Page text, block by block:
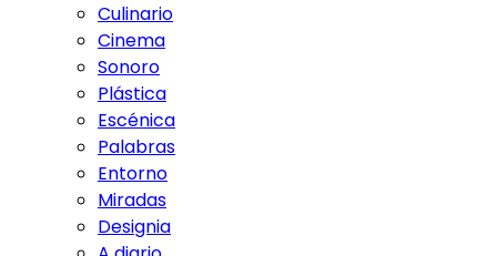
Culinario
Cinema
Sonoro
Plástica
Escénica
Palabras
Entorno
Miradas
Designia